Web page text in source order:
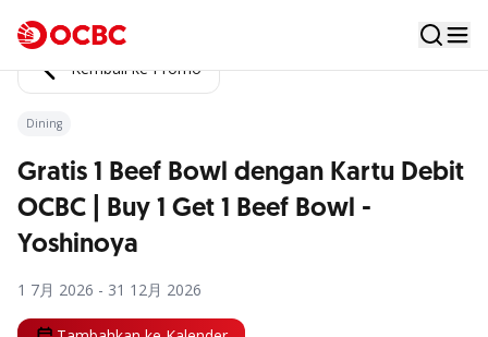
Kembali ke Promo
Dining
Gratis 1 Beef Bowl dengan Kartu Debit
OCBC | Buy 1 Get 1 Beef Bowl -
Yoshinoya
1 7月 2026 - 31 12月 2026